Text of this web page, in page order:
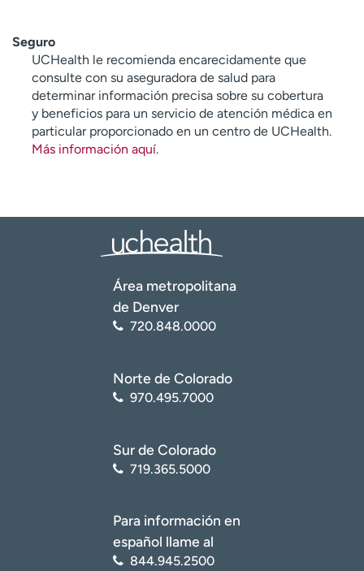
Seguro
UCHealth le recomienda encarecidamente que
consulte con su aseguradora de salud para
determinar información precisa sobre su cobertura
y beneficios para un servicio de atención médica en
particular proporcionado en un centro de UCHealth.
Más información aquí.
Área metropolitana
de Denver
720.848.0000
Norte de Colorado
970.495.7000
Sur de Colorado
719.365.5000
Para información en
español llame al
844.945.2500